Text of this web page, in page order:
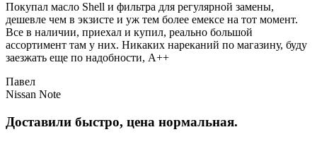
Покупал масло Shell и фильтра для регулярной замены,
дешевле чем в экзисте и уж тем более емексе на тот момент.
Все в наличии, приехал и купил, реально большой
ассортимент там у них. Никаких нареканий по магазину, буду
заезжать еще по надобности, A++
Павел
Nissan Note
Доставили быстро, цена нормальная.